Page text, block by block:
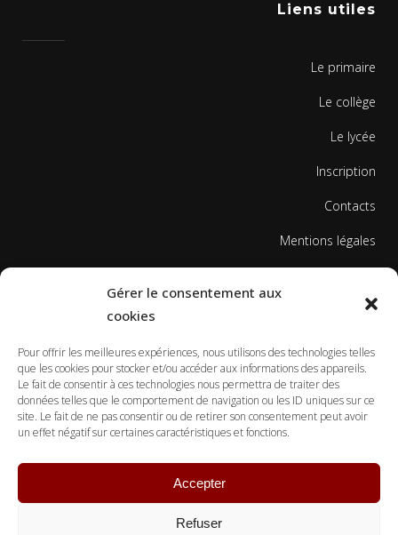
Gérer le consentement aux
cookies
Pour offrir les meilleures expériences, nous utilisons des technologies telles
que les cookies pour stocker et/ou accéder aux informations des appareils.
Le fait de consentir à ces technologies nous permettra de traiter des
données telles que le comportement de navigation ou les ID uniques sur ce
site. Le fait de ne pas consentir ou de retirer son consentement peut avoir
un effet négatif sur certaines caractéristiques et fonctions.
Accepter
Refuser
Liens utiles
Le primaire
Le collège
Le lycée
Inscription
Contacts
Mentions légales
© Copyright Ecole Georges Gusdorf 2017